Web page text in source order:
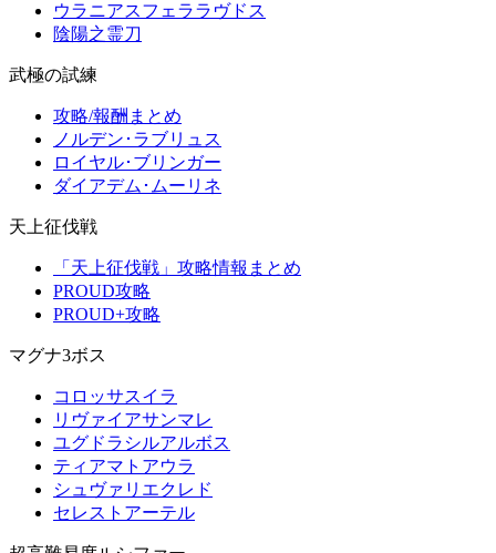
ウラニアスフェララヴドス
陰陽之霊刀
武極の試練
攻略/報酬まとめ
ノルデン･ラブリュス
ロイヤル･ブリンガー
ダイアデム･ムーリネ
天上征伐戦
「天上征伐戦」攻略情報まとめ
PROUD攻略
PROUD+攻略
マグナ3ボス
コロッサスイラ
リヴァイアサンマレ
ユグドラシルアルボス
ティアマトアウラ
シュヴァリエクレド
セレストアーテル